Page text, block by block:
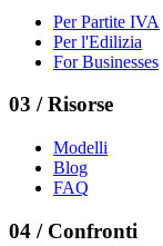
Per Partite IVA
Per l'Edilizia
For Businesses
03 /Risorse
Modelli
Blog
FAQ
04 / Confronti